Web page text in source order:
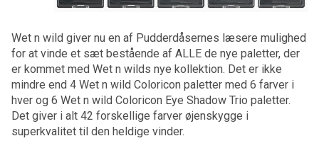
Wet n wild giver nu en af Pudderdåsernes læsere mulighed
for at vinde et sæt bestående af ALLE de nye paletter, der
er kommet med Wet n wilds nye kollektion. Det er ikke
mindre end 4 Wet n wild Coloricon paletter med 6 farver i
hver og 6 Wet n wild Coloricon Eye Shadow Trio paletter.
Det giver i alt 42 forskellige farver øjenskygge i
superkvalitet til den heldige vinder.